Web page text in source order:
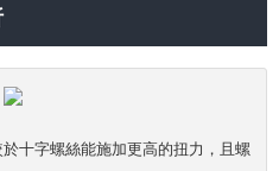
十字螺絲能施加更高的扭力，且螺